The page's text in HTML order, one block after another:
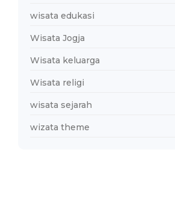
wisata edukasi
Wisata Jogja
Wisata keluarga
Wisata religi
wisata sejarah
wizata theme